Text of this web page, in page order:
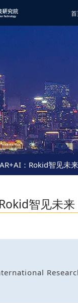
：Rokid智见未来
智见未来